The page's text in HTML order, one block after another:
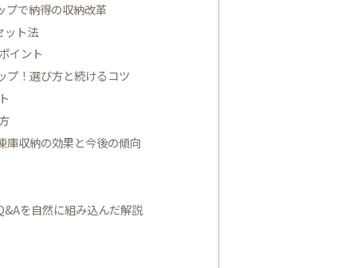
プで納得の収納改革
ット法
イント
プ！選び方と続けるコツ
庫収納の効果と今後の傾向
を自然に組み込んだ解説